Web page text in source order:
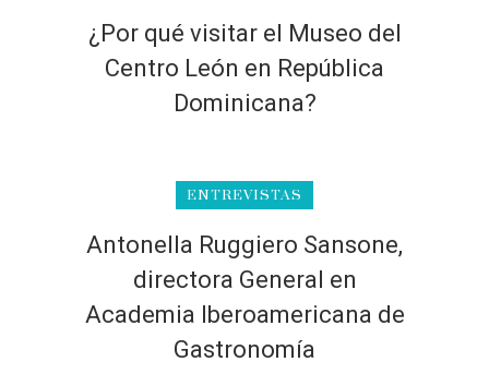
¿Por qué visitar el Museo del
Centro León en República
Dominicana?
ENTREVISTAS
Antonella Ruggiero Sansone,
directora General en
Academia Iberoamericana de
Gastronomía